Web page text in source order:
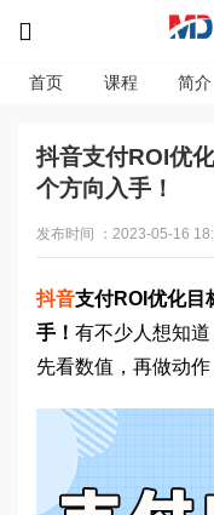
首页 课程 简介
抖音支付ROI优
个方向入手！
发布时间 ：2023-05-16
抖音支付ROI优化目
手！ 有不少人想知
先看数值，再做动作